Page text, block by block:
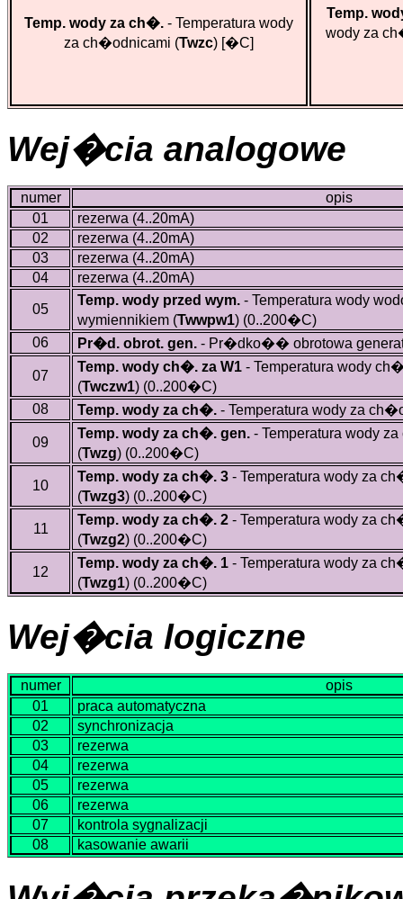
Temp. wody za ch�. - Temperatura wody
za ch�odnicami (Twzc) [�C]
Temp.
wody za
Wej�cia analogowe
numer
opis
01
rezerwa (4..20mA)
02
rezerwa (4..20mA)
03
rezerwa (4..20mA)
04
rezerwa (4..20mA)
05
Temp. wody przed wym.- Temperatura wody
wymiennikiem (Twwpw1)(0..200�C)
06
Pr�d. obrot. gen.- Pr�dko�� obrotowa
07
Temp. wody ch�. za W1- Temperatura wody
(Twczw1)(0..200�C)
08
Temp. wody za ch�.- Temperatura wody za
09
Temp. wody za ch�. gen.- Temperatura wody
(Twzg)(0..200�C)
10
Temp. wody za ch�. 3- Temperatura wody za
(Twzg3)(0..200�C)
11
Temp. wody za ch�. 2- Temperatura wody za
(Twzg2)(0..200�C)
12
Temp. wody za ch�. 1- Temperatura wody za
(Twzg1)(0..200�C)
Wej�cia logiczne
numer
opis
01
praca automatyczna
02
synchronizacja
03
rezerwa
04
rezerwa
05
rezerwa
06
rezerwa
07
kontrola sygnalizacji
08
kasowanie awarii